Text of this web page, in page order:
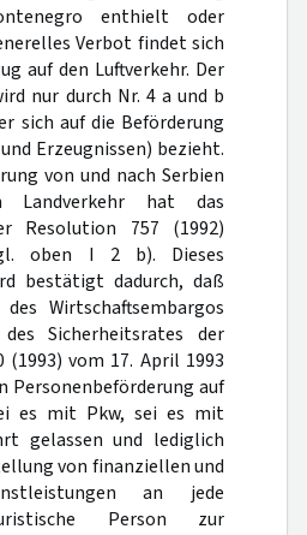
enthielt oder
Verbot findet sich
auf den Luftverkehr. Der
nur durch Nr. 4 a und b
sich auf die Beförderung
Erzeugnissen) bezieht.
von und nach Serbien
Landverkehr hat das
Resolution 757 (1992)
oben I 2 b). Dieses
bestätigt dadurch, daß
Wirtschaftsembargos
Sicherheitsrates der
vom 17. April 1993
Personenbeförderung auf
es mit Pkw, sei es mit
gelassen und lediglich
von finanziellen und
an jede
Person zur